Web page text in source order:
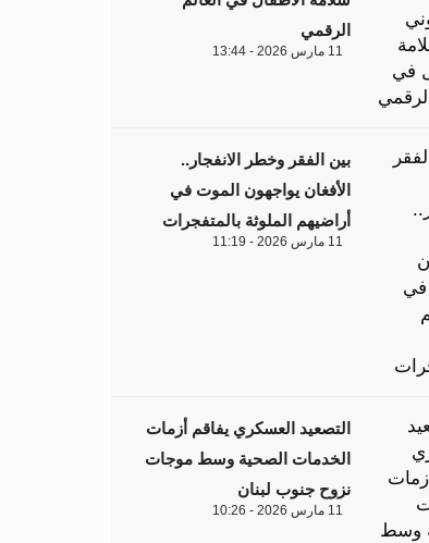
الرقمي
11 مارس 2026 - 13:44
بين الفقر وخطر الانفجار..
الأفغان يواجهون الموت في
أراضيهم الملوثة بالمتفجرات
11 مارس 2026 - 11:19
التصعيد العسكري يفاقم أزمات
الخدمات الصحية وسط موجات
نزوح جنوب لبنان
11 مارس 2026 - 10:26